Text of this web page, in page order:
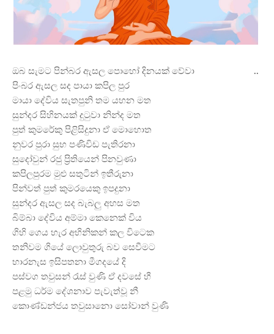
ඔබ සැමට පින්බර ඇසල පොහෝ දිනයක් වේවා
..
පිංබර ඇසල සද පායා කපිල පුර
මායා දේවිය සැතපුනි තම යහන මත
සුන්දර සිහිනයක් දුටුවා නින්ද මත
පුත් කුමරේකු පිළිසිදුනා ඒ මොහොත
නුවර පුරා සුභ පණිවිඩ පැතිරනා
සුදෝවුන් රජු ප්රිතියෙන් පිනවුණා
කපිලපුරම මුළු සතුටින් ඉතීරුනා
පින්වත් පුත් කුමරයෙකු ඉපදුනා
සුන්දර ඇසල සද බැබලු අහස මත
බිම්බා දේවිය අම්මා කෙනෙක් විය
ගිහි ගෙය හැර අභිනිකන් කල විටෙක
තනිවම ගියේ ලොවුතුරු බව සෙවීමට
භාරනැස ඉසිපතනා මීගදයේ දි
පස්වග තවුසන් රැස් වුණි ඒ දවසේ හී
පළමු ධර්ම දේශනාව පැවැත්වූ නී
කොණ්ඩන්ජය තවුසානො සෝවාන් වුණි